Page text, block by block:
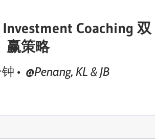
Coaching 双
赢策略
• @Penang, KL & JB